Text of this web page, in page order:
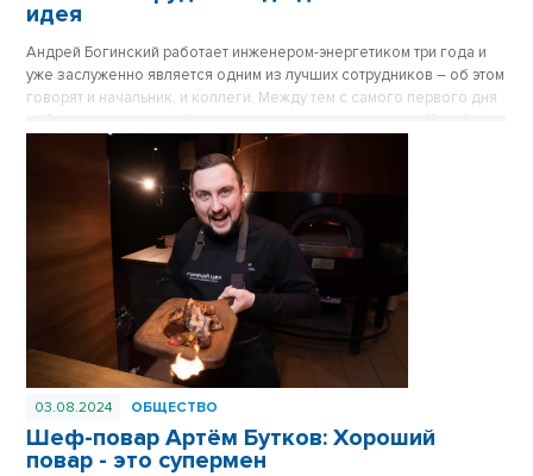
идея
Андрей Богинский работает инженером-энергетиком три года и
уже заслуженно является одним из лучших сотрудников – об этом
говорят и начальник, и коллеги. Между тем с самого первого дня
работы он за похвалой не гнался, но один секрет знал. Какой
именно – рассказал корреспонденту VN.RU.
03.08.2024 ОБЩЕСТВО
Шеф-повар Артём Бутков: Хороший
повар - это супермен